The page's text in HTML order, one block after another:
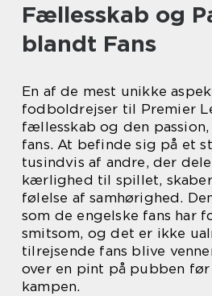
Fællesskab og
blandt Fans
En af de mest unikke
fodboldrejser til Premier
fællesskab og den
fans. At befinde sig på et
tusindvis af andre, der
kærlighed til spillet,
følelse af samhørighed.
som de engelske fans har
smitsom, og det er ikke
tilrejsende fans blive
over en pint på pubben
kampen.